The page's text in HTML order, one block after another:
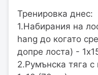
Тренировка днес:
1.Набирания на
hang до когато
допре лоста) -
2.Румънска тяга